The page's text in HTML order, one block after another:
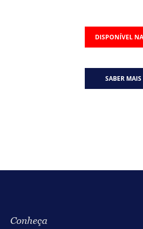
DISPONÍVEL
SABER MAIS
Conheça